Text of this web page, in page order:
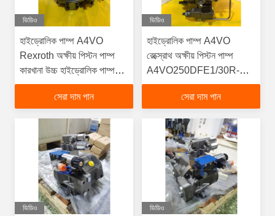
ভিডিও
হাইড্রোলিক পাম্প A4VO
Rexroth অক্ষীয় পিস্টন পাম্প
কারখানা উচ্চ হাইড্রোলিক পাম্প
A4VO130LRDS/10R-
PZA12K01-S A4VO
সেরা দাম পান
ভিডিও
হাইড্রোলিক পাম্প A4VO
রেক্স্রোথ অক্ষীয় পিস্টন পাম্প
A4VO250DFE1/30R-
PPB25N00
A4VO180DFE1
সেরা দাম পান
ভিডিও ভিডিও